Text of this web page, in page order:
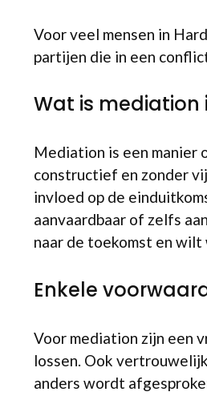
Voor veel mensen in
partijen die in een
Wat is mediation
Mediation is een manier
constructief en zonder
invloed op de
aanvaardbaar of zelfs
naar de toekomst en
Enkele
Voor mediation zijn een
lossen. Ook
anders wordt